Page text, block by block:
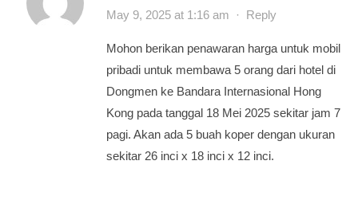
May 9, 2025 at 1:16 am · Reply
Mohon berikan penawaran harga untuk mobil
pribadi untuk membawa 5 orang dari hotel di
Dongmen ke Bandara Internasional Hong
Kong pada tanggal 18 Mei 2025 sekitar jam 7
pagi. Akan ada 5 buah koper dengan ukuran
sekitar 26 inci x 18 inci x 12 inci.